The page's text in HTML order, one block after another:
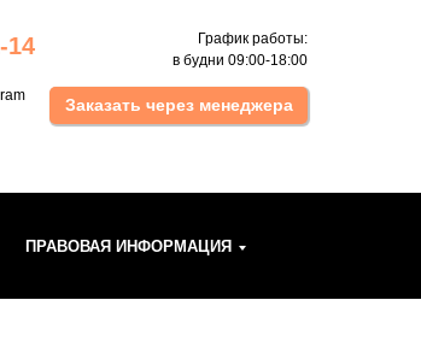
Заказать через менеджера
График работы:
в будни 09:00-18:00
14
ПРАВОВАЯ ИНФОРМАЦИЯ